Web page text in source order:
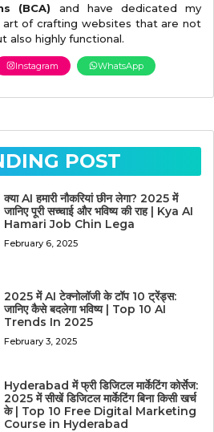
(BCA) and have dedicated my
of crafting websites that are not
also highly functional.
Instagram WhatsApp
POST
क्या AI हमारी नौकरियां छीन लेगा? 2025 में
जानिए पूरी सच्चाई और भविष्य की राह | Kya AI
Hamari Job Chin Lega
February 6, 2025
2025 में AI टेक्नोलॉजी के टॉप 10 ट्रेंड्स:
जानिए कैसे बदलेगा भविष्य | Top 10 AI
Trends In 2025
February 3, 2025
Hyderabad में फ्री डिजिटल मार्केटिंग कोर्सेज:
2025 में सीखें डिजिटल मार्केटिंग बिना किसी खर्च
के | Top 10 Free Digital Marketing
Course in Hyderabad